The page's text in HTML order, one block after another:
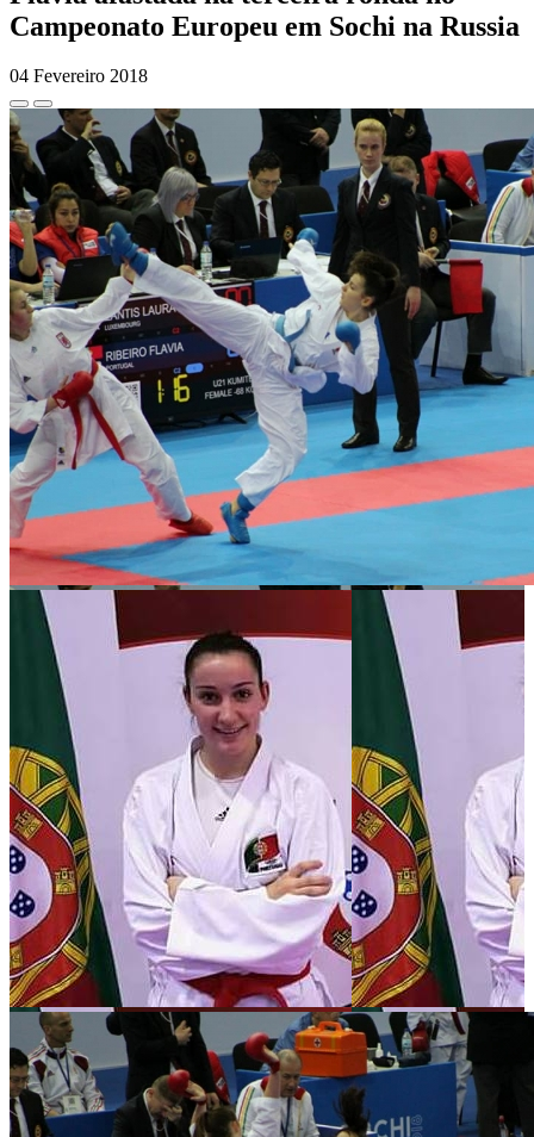
Campeonato Europeu em Sochi na Russia
04 Fevereiro 2018